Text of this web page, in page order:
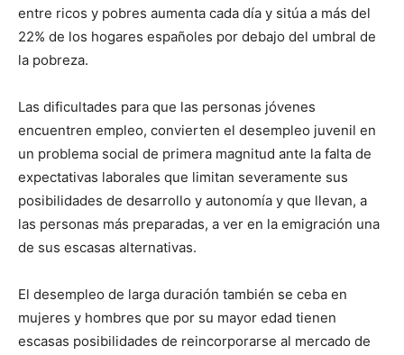
entre ricos y pobres aumenta cada día y sitúa a más del
22% de los hogares españoles por debajo del umbral de
la pobreza.
Las dificultades para que las personas jóvenes
encuentren empleo, convierten el desempleo juvenil en
un problema social de primera magnitud ante la falta de
expectativas laborales que limitan severamente sus
posibilidades de desarrollo y autonomía y que llevan, a
las personas más preparadas, a ver en la emigración una
de sus escasas alternativas.
El desempleo de larga duración también se ceba en
mujeres y hombres que por su mayor edad tienen
escasas posibilidades de reincorporarse al mercado de